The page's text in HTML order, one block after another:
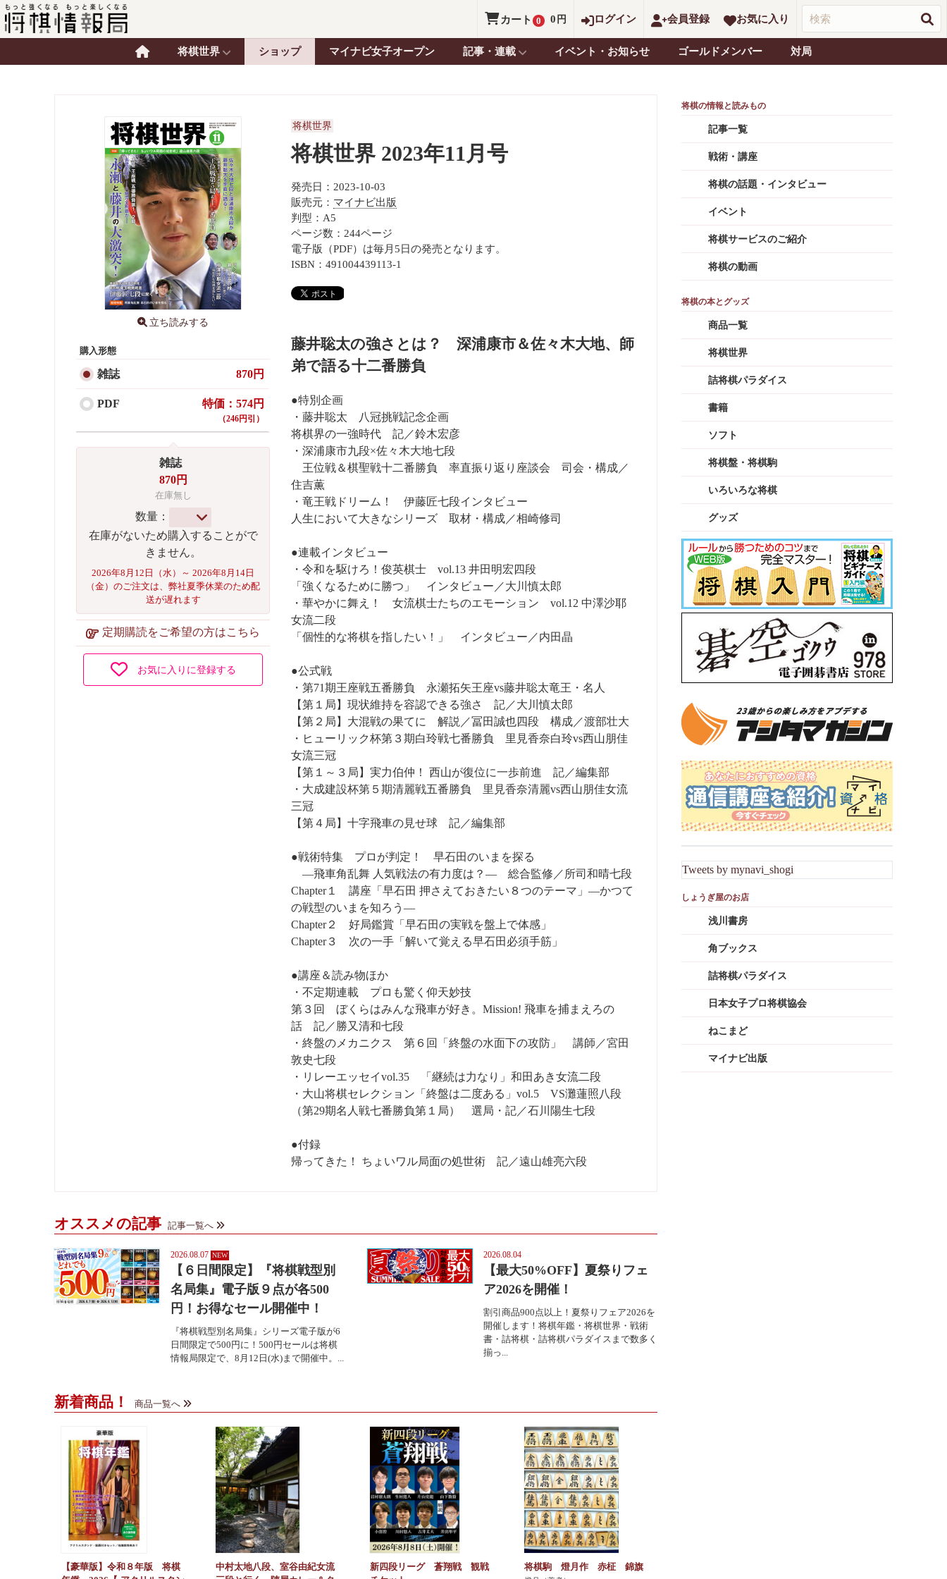
カート 0 0 円 ログイン 会員登録 お気に入り
将棋世界 ショップ マイナビ女子オープン 記事・連載 イベント・お知らせ ゴールドメンバー 対局
立ち読みする
購入形態
雑誌 870円
PDF 特価：574円
（246円引）
雑誌
870円
在庫無し
数量：
在庫がないため購入することがで
きません。
2026年8月12日（水）～ 2026年8月14日
（金）のご注文は、弊社夏季休業のため配
送が遅れます
定期購読をご希望の方はこちら
お気に入りに登録する
将棋世界
将棋世界 2023年11月号
発売日：2023-10-03
販売元： マイナビ出版
判型：A5
ページ数：244ページ
電子版（PDF）は毎月5日の発売となります。
ISBN：491004439113-1
藤井聡太の強さとは？ 深浦康市＆佐々木大地、師
弟で語る十二番勝負
●特別企画
・藤井聡太 八冠挑戦記念企画
将棋界の一強時代 記／鈴木宏彦
・深浦康市九段×佐々木大地七段
王位戦＆棋聖戦十二番勝負 率直振り返り座談会 司会・構成／
住吉薫
・竜王戦ドリーム！ 伊藤匠七段インタビュー
人生において大きなシリーズ 取材・構成／相崎修司
●連載インタビュー
・令和を駆けろ！俊英棋士 vol.13 井田明宏四段
「強くなるために勝つ」 インタビュー／大川慎太郎
・華やかに舞え！ 女流棋士たちのエモーション vol.12 中澤沙耶
女流二段
「個性的な将棋を指したい！」 インタビュー／内田晶
●公式戦
・第71期王座戦五番勝負 永瀬拓矢王座vs藤井聡太竜王・名人
【第１局】現状維持を容認できる強さ 記／大川慎太郎
【第２局】大混戦の果てに 解説／冨田誠也四段 構成／渡部壮大
・ヒューリック杯第３期白玲戦七番勝負 里見香奈白玲vs西山朋佳
女流三冠
【第１～３局】実力伯仲！ 西山が復位に一歩前進 記／編集部
・大成建設杯第５期清麗戦五番勝負 里見香奈清麗vs西山朋佳女流
三冠
【第４局】十字飛車の見せ球 記／編集部
●戦術特集 プロが判定！ 早石田のいまを探る
―飛車角乱舞 人気戦法の有力度は？― 総合監修／所司和晴七段
Chapter１ 講座「早石田 押さえておきたい８つのテーマ」―かつて
の戦型のいまを知ろう―
Chapter２ 好局鑑賞「早石田の実戦を盤上で体感」
Chapter３ 次の一手「解いて覚える早石田必須手筋」
●講座＆読み物ほか
・不定期連載 プロも驚く仰天妙技
第３回 ぼくらはみんな飛車が好き。Mission! 飛車を捕まえろの
話 記／勝又清和七段
・終盤のメカニクス 第６回「終盤の水面下の攻防」 講師／宮田
敦史七段
・リレーエッセイvol.35 「継続は力なり」和田あき女流二段
・大山将棋セレクション「終盤は二度ある」vol.5 VS灘蓮照八段
（第29期名人戦七番勝負第１局） 選局・記／石川陽生七段
●付録
帰ってきた！ ちょいワル局面の処世術 記／遠山雄亮六段
オススメの記事 記事一覧へ
2026.08.07
【６日間限定】『将棋戦型別
名局集』電子版９点が各500
円！お得なセール開催中！
『将棋戦型別名局集』シリーズ電子版が6
日間限定で500円に！500円セールは将棋
情報局限定で、8月12日(水)まで開催中。...
2026.08.04
【最大50%OFF】夏祭りフェ
ア2026を開催！
割引商品900点以上！夏祭りフェア2026を
開催します！将棋年鑑・将棋世界・戦術
書・詰将棋・詰将棋パラダイスまで数多く
揃っ...
新着商品！ 商品一覧へ
【豪華版】令和８年版 将棋
中村太地八段、室谷由紀女流
新四段リーグ 蒼翔戦 観戦
将棋駒 燈月作 赤柾 錦旗
記事一覧
戦術・講座
将棋の話題・インタビュー
イベント
将棋サービスのご紹介
将棋の動画
商品一覧
将棋世界
詰将棋パラダイス
書籍
ソフト
将棋盤・将棋駒
いろいろな将棋
グッズ
Tweets by mynavi_shogi
浅川書房
角ブックス
詰将棋パラダイス
日本女子プロ将棋協会
ねこまど
マイナビ出版